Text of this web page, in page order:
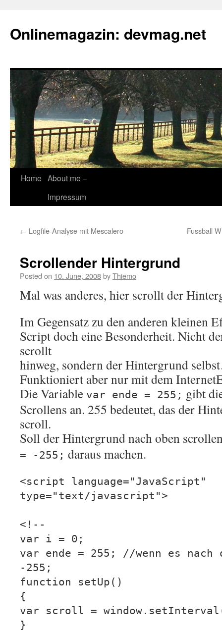
Onlinemagazin: devmag.net
Skip
Home About me –
Impressum
← Logfile-Analyse mit Mescalero Fussball
Scrollender Hintergrund
Posted on 10. June, 2008byThiemo
Mal was anderes, hier scrollt der
Im Gegensatz zu den anderen kleinen
Script doch eine Besonderheit. Nicht
scrollt
hinweg, sondern der Hintergrund
Funktioniert aber nur mit dem
Die Variable var ende = 255; gibt
Scrollens an. 255 bedeutet, das der
scroll.
Soll der Hintergrund nach oben
= -255; daraus machen.
<script language="JavaScript"
type="text/javascript">
<!--
var i = 0;
var ende = 255; //wenn es
-255;
function setUp()
{
var scroll =
}